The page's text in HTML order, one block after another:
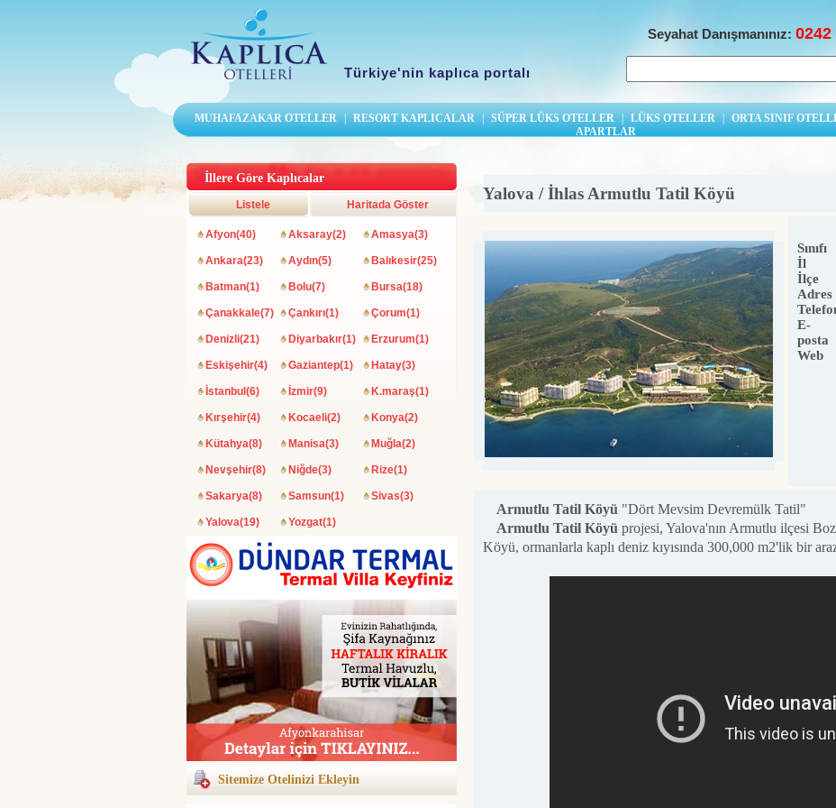
Türkiye'nin kaplıca portalı
Seyahat Danışmanınız: 0242
MUHAFAZAKAR OTELLER | RESORT KAPLICALAR | SÜPER LÜKS OTELLER | LÜKS OTELLER | ORTA SINIF
APARTLAR
İllere Göre Kaplıcalar
Listele Haritada Göster
Afyon(40) Aksaray(2) Amasya(3)
Ankara(23) Aydın(5) Balıkesir(25)
Batman(1) Bolu(7) Bursa(18)
Çanakkale(7) Çankırı(1) Çorum(1)
Denizli(21) Diyarbakır(1) Erzurum(1)
Eskişehir(4) Gaziantep(1) Hatay(3)
İstanbul(6) İzmir(9) K.maraş(1)
Kırşehir(4) Kocaeli(2) Konya(2)
Kütahya(8) Manisa(3) Muğla(2)
Nevşehir(8) Niğde(3) Rize(1)
Sakarya(8) Samsun(1) Sivas(3)
Yalova(19) Yozgat(1)
Sitemize Otelinizi Ekleyin
Yalova / İhlas Armutlu Tatil Köyü
Sınıfı
İl
İlçe
Adres
E-
posta
Web
Armutlu Tatil Köyü "Dört Mevsim Devremülk Tatil"
Armutlu Tatil Köyü projesi, Yalova'nın Armutlu ilçesi
Köyü, ormanlarla kaplı deniz kıyısında